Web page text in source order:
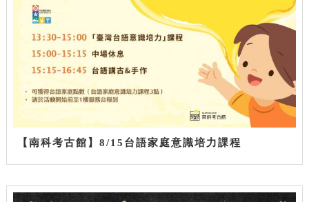
【南科考古館】8/15台語家庭意識培力課程